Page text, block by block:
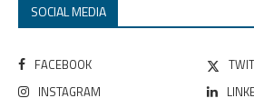
SOCIAL MEDIA
FACEBOOK
INSTAGRAM